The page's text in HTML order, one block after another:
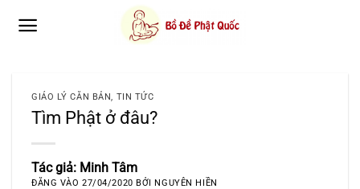
qua
GIÁO LÝ CĂN BẢN, TIN TỨC
Tìm Phật ở đâu?
Tác giả: Minh Tâm
ĐĂNG VÀO27/04/2020 BỞINGUYÊN HIỀN